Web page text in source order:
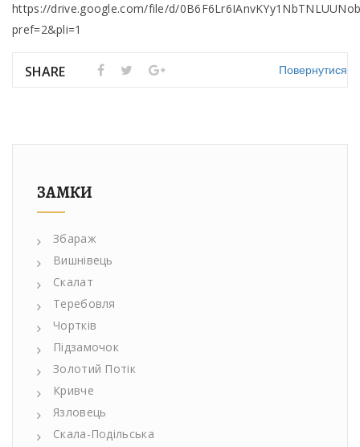
https://drive.google.com/file/d/
pref=2&pli=1
SHARE Повернутися
ЗАМКИ
Збараж
Вишнівець
Скалат
Теребовля
Чортків
Підзамочок
Золотий Потік
Кривче
Язловець
Скала-Подільська